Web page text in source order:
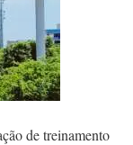
de treinamento